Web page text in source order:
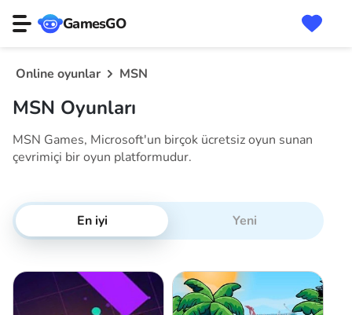
GamesGO
Online oyunlar MSN
MSN Oyunları
MSN Games, Microsoft'un birçok ücretsiz oyun sunan
çevrimiçi bir oyun platformudur.
En iyi Yeni